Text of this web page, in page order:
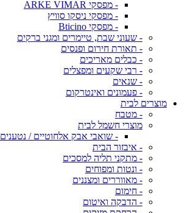
- מפסקי ARKE VIMAR
- מפסקי ניסקו סוויץ
- מפסקי Bticino
- שעוני שבת, טיימרים ומגני ברקים
- תאורת חירום ופנסים
- כבלים מאריכים
- רבי שקעים ומפצלים
- שנאים
- פעמונים ואינטרקום
מוצרים לבית
- מטבח
מוצרי חשמל לבית
- שואבי אבק אלחוטיים / נטענים
- איבזור הבית
- מתקני תליה למסכים
- ונטות ומפוחים
- מאווררים ומצננים
- חימום
- הדבקה ואיטום